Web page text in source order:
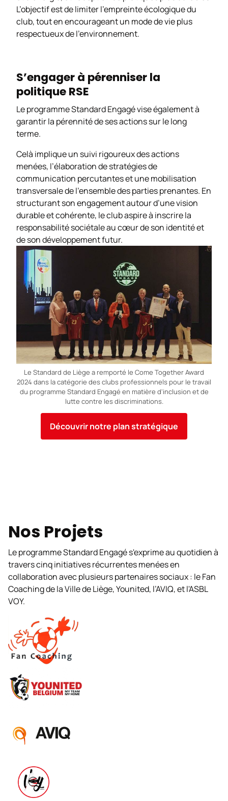
L’objectif est de limiter l’empreinte écologique du
club, tout en encourageant un mode de vie plus
respectueux de l’environnement.
S’engager à pérenniser la
politique RSE
Le programmeStandard Engagévise également à
garantir la pérennité de ses actions sur le long
terme.
Celà implique un suivi rigoureux des actions
menées, l’élaboration de stratégies de
communication percutantes et une mobilisation
transversale de l’ensemble des parties prenantes. En
structurant son engagement autour d’une vision
durable et cohérente, le club aspire à inscrire la
responsabilité sociétale au cœur de son identité et
de son développement futur.
Le Standard de Liège a remporté le Come Together Award
2024 dans la catégorie des clubs professionnels pour le travail
du programme Standard Engagé en matière d'inclusion et de
lutte contre les discriminations.
Découvrir notre plan stratégique
Nos Projets
Le programmeStandard Engagés'exprime au quotidien à
travers cinq initiatives récurrentes menées en
collaboration avec plusieurs partenaires sociaux : le Fan
Coaching de la Ville de Liège, Younited, l’AVIQ, et l'ASBL
VOY.